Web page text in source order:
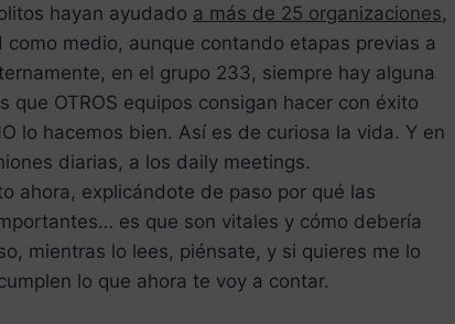
hayan ayudado a más de 25 organizaciones,
medio, aunque contando etapas previas a
en el grupo 233, siempre hay alguna
OTROS equipos consigan hacer con éxito
lo hacemos bien. Así es de curiosa la vida. Y en
diarias, a los daily meetings.
ahora, explicándote de paso por qué las
es que son vitales y cómo debería
mientras lo lees, piénsate, y si quieres me lo
lo que ahora te voy a contar.